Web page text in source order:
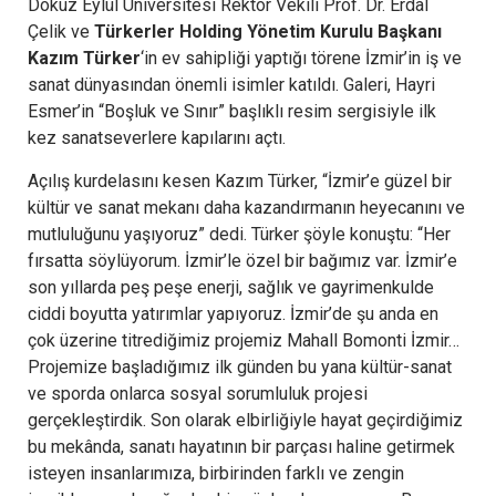
Dokuz Eylül Üniversitesi Rektör Vekili Prof. Dr. Erdal
Çelik ve Türkerler Holding Yönetim Kurulu Başkanı
Kazım Türker‘in ev sahipliği yaptığı törene İzmir’in iş ve
sanat dünyasından önemli isimler katıldı. Galeri, Hayri
Esmer’in “Boşluk ve Sınır” başlıklı resim sergisiyle ilk
kez sanatseverlere kapılarını açtı.
Açılış kurdelasını kesen Kazım Türker, “İzmir’e güzel bir
kültür ve sanat mekanı daha kazandırmanın heyecanını ve
mutluluğunu yaşıyoruz” dedi. Türker şöyle konuştu: “Her
fırsatta söylüyorum. İzmir’le özel bir bağımız var. İzmir’e
son yıllarda peş peşe enerji, sağlık ve gayrimenkulde
ciddi boyutta yatırımlar yapıyoruz. İzmir’de şu anda en
çok üzerine titrediğimiz projemiz Mahall Bomonti İzmir…
Projemize başladığımız ilk günden bu yana kültür-sanat
ve sporda onlarca sosyal sorumluluk projesi
gerçekleştirdik. Son olarak elbirliğiyle hayat geçirdiğimiz
bu mekânda, sanatı hayatının bir parçası haline getirmek
isteyen insanlarımıza, birbirinden farklı ve zengin